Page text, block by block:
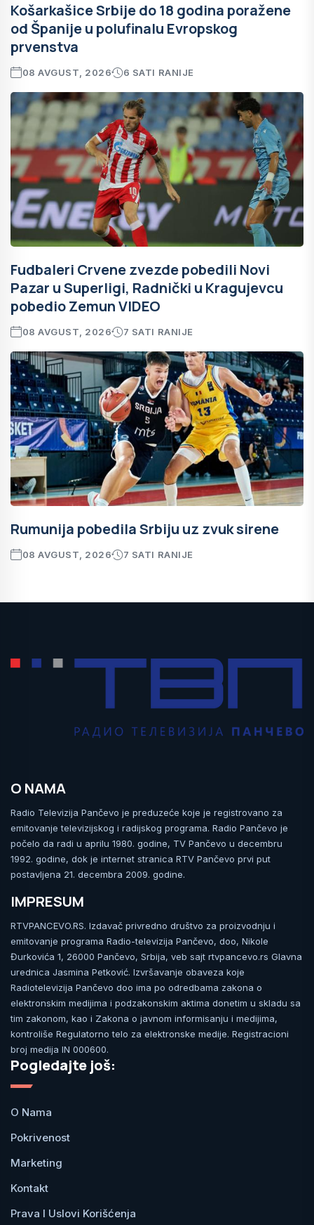
Košarkašice Srbije do 18 godina poražene
od Španije u polufinalu Evropskog
prvenstva
08 AVGUST, 2026 6 SATI RANIJE
Fudbaleri Crvene zvezde pobedili Novi
Pazar u Superligi, Radnički u Kragujevcu
pobedio Zemun VIDEO
08 AVGUST, 2026 7 SATI RANIJE
Rumunija pobedila Srbiju uz zvuk sirene
08 AVGUST, 2026 7 SATI RANIJE
O NAMA
Radio Televizija Pančevo je preduzeće koje je registrovano za
emitovanje televizijskog i radijskog programa. Radio Pančevo je
počelo da radi u aprilu 1980. godine, TV Pančevo u decembru
1992. godine, dok je internet stranica RTV Pančevo prvi put
postavljena 21. decembra 2009. godine.
IMPRESUM
RTVPANCEVO.RS. Izdavač privredno društvo za proizvodnju i
emitovanje programa Radio-televizija Pančevo, doo, Nikole
Đurkovića 1, 26000 Pančevo, Srbija, veb sajt rtvpancevo.rs Glavna
urednica Jasmina Petković. Izvršavanje obaveza koje
Radiotelevizija Pančevo doo ima po odredbama zakona o
elektronskim medijima i podzakonskim aktima donetim u skladu sa
tim zakonom, kao i Zakona o javnom informisanju i medijima,
kontroliše Regulatorno telo za elektronske medije. Registracioni
broj medija IN 000600.
Pogledajte još:
O Nama
Pokrivenost
Marketing
Kontakt
Prava I Uslovi Korišćenja